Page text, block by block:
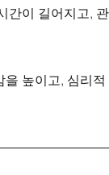
이 길어지고,
높이고, 심리